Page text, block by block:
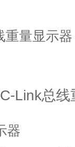
重量显示器
器